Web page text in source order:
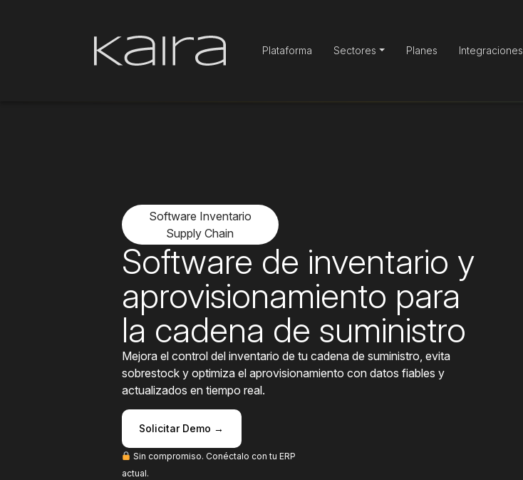
Plataforma Sectores Planes Integraciones
Software Inventario
Supply Chain
Software de inventario y
aprovisionamiento para
la cadena de suministro
Mejora el control del inventario de tu cadena de suministro, evita
sobrestock y optimiza el aprovisionamiento con datos fiables y
actualizados en tiempo real.
Solicitar Demo →
Sin compromiso. Conéctalo con tu ERP
actual.